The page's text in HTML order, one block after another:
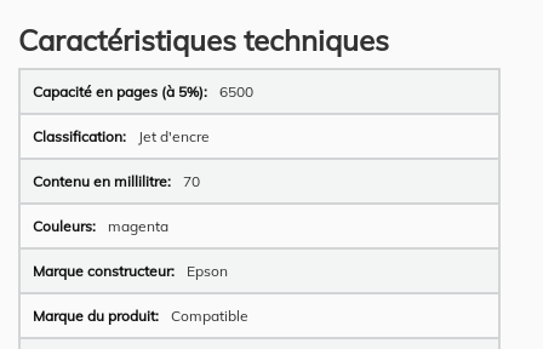
Caractéristiques techniques
Plus
d’information
6500
Jet d'encre
70
magenta
Epson
Compatible